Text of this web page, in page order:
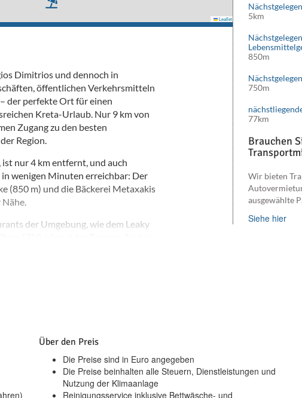
Leaflet Mapbox©OpenStreetMap
Dimitrios und dennoch in
öffentlichen Verkehrsmitteln
der perfekte Ort für einen
Kreta-Urlaub. Nur 9 km von
Zugang zu den besten
Region.
ist nur 4 km entfernt, und auch
wenigen Minuten erreichbar: Der
(850 m) und die Bäckerei Metaxakis
der Umgebung, wie dem Leaky
Ambiente am Meer erreichen Sie
nur 4,5 km.
von Rethymno liegt 13 km von der
5km
850m
750m
77km
Brauchen
Wir bieten
ausgewählte
Siehe hier
Über den Preis
Die Preise sind in Euro angegeben
Die Preise beinhalten alle Steuern, Dienstleistungen und
Nutzung der Klimaanlage
Reinigungsservice inklusive Bettwäsche- und